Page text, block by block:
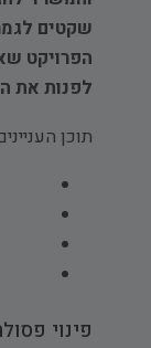
שקטים
הפרויקט
לפנות את
תוכן העניינים
פינוי